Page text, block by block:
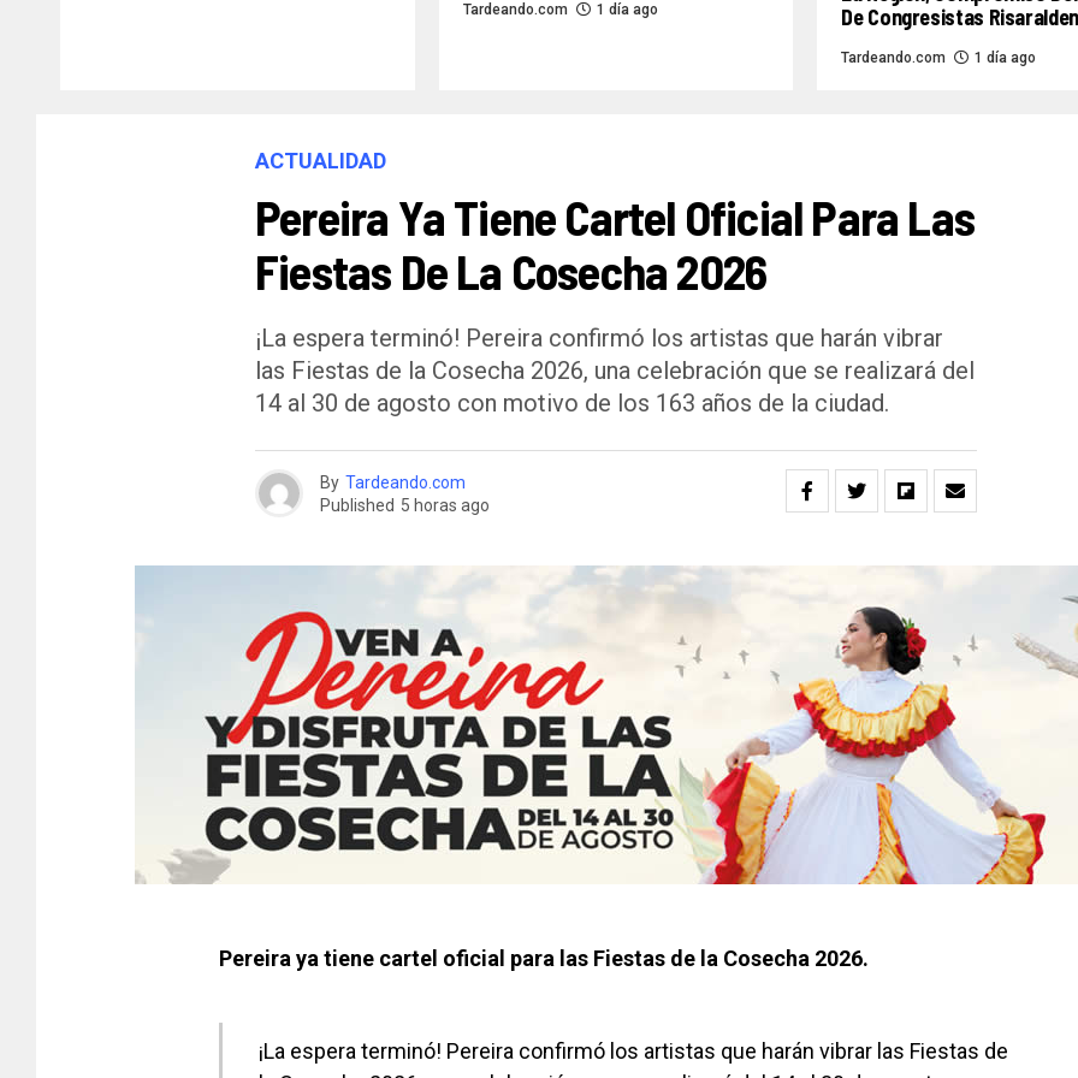
Tardeando.com 1 día ago
De Congresistas
Tardeando.com 1 día ago
ACTUALIDAD
Pereira Ya Tiene Cartel Oficial Para Las
Fiestas De La Cosecha 2026
¡La espera terminó! Pereira confirmó los artistas que harán vibrar
las Fiestas de la Cosecha 2026, una celebración que se realizará del
14 al 30 de agosto con motivo de los 163 años de la ciudad.
By Tardeando.com
Published 5 horas ago
Pereira ya tiene cartel oficial para las Fiestas de la Cosecha 2026.
¡La espera terminó! Pereira confirmó los artistas que harán vibrar las Fiestas de